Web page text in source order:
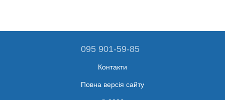
095 901-59-85
Контакти
Повна версія сайту